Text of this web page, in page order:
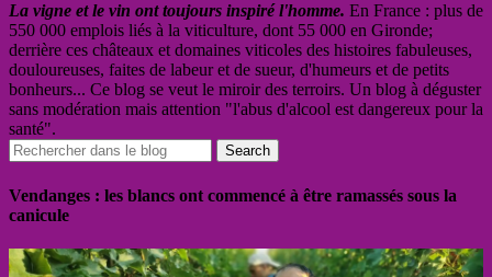
La vigne et le vin ont toujours inspiré l'homme. En France : plus de
550 000 emplois liés à la viticulture, dont 55 000 en Gironde;
derrière ces châteaux et domaines viticoles des histoires fabuleuses,
douloureuses, faites de labeur et de sueur, d'humeurs et de petits
bonheurs... Ce blog se veut le miroir des terroirs. Un blog à déguster
sans modération mais attention "l'abus d'alcool est dangereux pour la
santé".
Vendanges : les blancs ont commencé à être ramassés sous la
canicule